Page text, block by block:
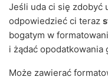
Jeśli uda ci się zdobyć
odpowiedzieć ci teraz
bogatym w
i żądać opodatkowania
Może zawierać